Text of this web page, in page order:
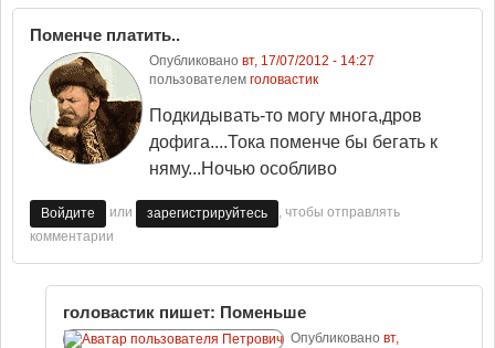
Поменче платить..
Опубликовано вт, 17/07/2012 - 14:27
пользователем головастик
Подкидывать-то могу многа,дров
дофига....Тока поменче бы бегать к
няму...Ночью особливо
Войдите или зарегистрируйтесь
, чтобы отправлять
комментарии
головастик пишет: Поменьше
Опубликовано вт,